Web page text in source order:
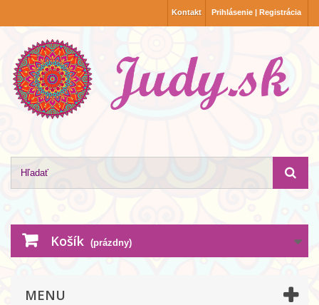
Prihlásenie | Registrácia
Kontakt
Košík (prázdny)
MENU